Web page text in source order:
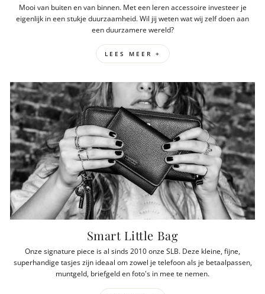
Mooi van buiten en van binnen. Met een leren accessoire investeer je
eigenlijk in een stukje duurzaamheid. Wil jij weten wat wij zelf doen aan
een duurzamere wereld?
LEES MEER +
Smart Little Bag
Onze signature piece is al sinds 2010 onze SLB. Deze kleine, fijne,
superhandige tasjes zijn ideaal om zowel je telefoon als je betaalpassen,
muntgeld, briefgeld en foto's in mee te nemen.